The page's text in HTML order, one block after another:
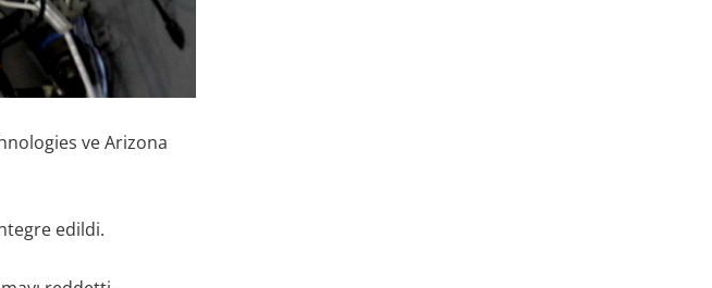
ve Arizona
edildi.